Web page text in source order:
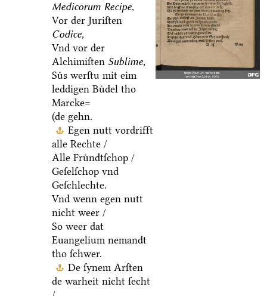
Medicorum Recipe,
Vor der Juriſten
Codice,
Vnd vor der
Alchimiſten Sublime,
Suͤs werſtu mit eim
leddigen Buͤdel tho
Marcke=
(de gehn.
Egen nutt vordrifft
alle Rechte /
Alle Fruͤndtſchop /
Geſelſchop vnd
Geſchlechte.
Vnd wenn egen nutt
nicht weer /
So weer dat
Euangelium nemandt
tho ſchwer.
De ſynem Arſten
de warheit nicht ſecht